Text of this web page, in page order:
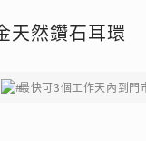
天然鑽石耳環
最快可3個工作天內到門